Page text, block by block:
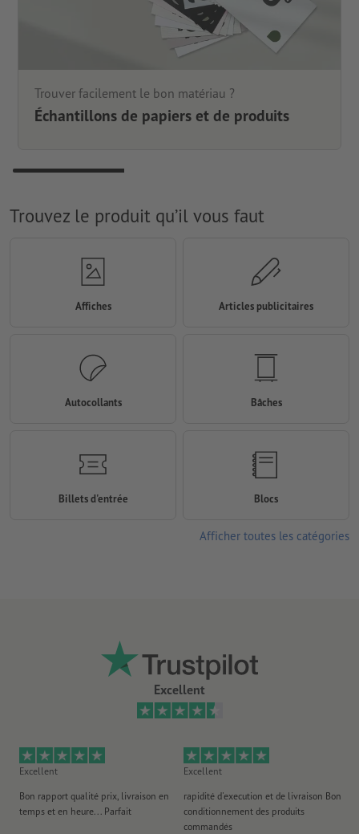
Trouver facilement le bon matériau ?
Échantillons de papiers et de produits
Excellent
Excellent
Bon rapport qualité prix, livraison en
temps et en heure... Parfait
Excellent
rapidité d'execution et de livraison Bon
conditionnement des produits
commandés
Trouvez le produit qu’il vous faut
Affiches Articles publicitaires
Autocollants Bâches
Billets d'entrée Blocs
Afficher toutes les catégories